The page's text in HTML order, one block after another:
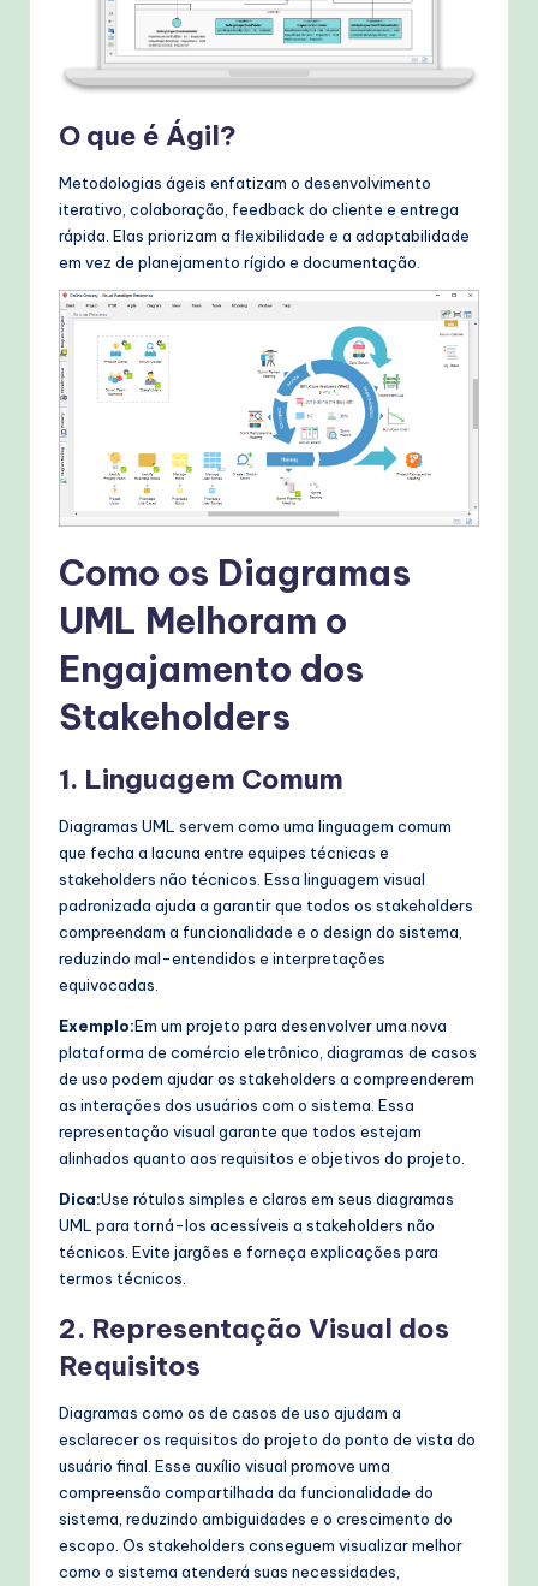
rn
T
M
O que é Ágil?
Metodologias ágeis enfatizam o desenvolvimento
iterativo, colaboração, feedback do cliente e entrega
rápida. Elas priorizam a flexibilidade e a adaptabilidade
em vez de planejamento rígido e documentação.
Como os Diagramas
UML Melhoram o
Engajamento dos
Stakeholders
1. Linguagem Comum
Diagramas UML servem como uma linguagem comum
que fecha a lacuna entre equipes técnicas e
stakeholders não técnicos. Essa linguagem visual
padronizada ajuda a garantir que todos os stakeholders
compreendam a funcionalidade e o design do sistema,
reduzindo mal-entendidos e interpretações
equivocadas.
Exemplo:Em um projeto para desenvolver uma nova
plataforma de comércio eletrônico, diagramas de casos
de uso podem ajudar os stakeholders a compreenderem
as interações dos usuários com o sistema. Essa
representação visual garante que todos estejam
alinhados quanto aos requisitos e objetivos do projeto.
Dica:Use rótulos simples e claros em seus diagramas
UML para torná-los acessíveis a stakeholders não
técnicos. Evite jargões e forneça explicações para
termos técnicos.
2. Representação Visual dos
Requisitos
Diagramas como os de casos de uso ajudam a
esclarecer os requisitos do projeto do ponto de vista do
usuário final. Esse auxílio visual promove uma
compreensão compartilhada da funcionalidade do
sistema, reduzindo ambiguidades e o crescimento do
escopo. Os stakeholders conseguem visualizar melhor
como o sistema atenderá suas necessidades,